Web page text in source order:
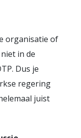
organisatie of
in de
Dus je
regering
juist